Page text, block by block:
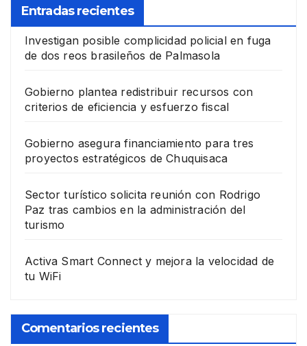
Entradas recientes
Investigan posible complicidad policial en fuga
de dos reos brasileños de Palmasola
Gobierno plantea redistribuir recursos con
criterios de eficiencia y esfuerzo fiscal
Gobierno asegura financiamiento para tres
proyectos estratégicos de Chuquisaca
Sector turístico solicita reunión con Rodrigo
Paz tras cambios en la administración del
turismo
Activa Smart Connect y mejora la velocidad de
tu WiFi
Comentarios recientes